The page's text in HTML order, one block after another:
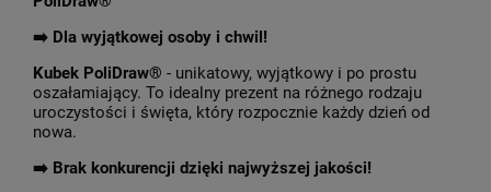
➡️ Dla wyjątkowej osoby i chwil!
Kubek PoliDraw® - unikatowy, wyjątkowy i po prostu
oszałamiający. To idealny prezent na różnego rodzaju
uroczystości i święta, który rozpocznie każdy dzień od
nowa.
➡️ Brak konkurencji dzięki najwyższej jakości!